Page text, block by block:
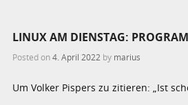
LINUX AM DIENSTAG:
Posted on4. April 2022 by marius
Um Volker Pispers zu zitieren: „Ist